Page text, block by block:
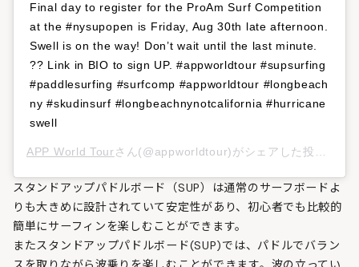
Final day to register for the ProAm Surf Competition
at the #nysupopen is Friday, Aug 30th late afternoon.
Swell is on the way! Don’t wait until the last minute.
?? Link in BIO to sign UP. #appworldtour #supsurfing
#paddlesurfing #surfcomp #appworldtour #longbeach
ny #skudinsurf #longbeachnynotcalifornia #hurricane
swell
APP World Tour さん(@appworldtour)がシェアした投稿 –
スタンドアップパドルボード（SUP）は通常のサーフボードよ
りも大きめに設計されていて安定性があり、初心者でも比較的
簡単にサーフィンを楽しむことができます。
またスタンドアップパドルボード(SUP)では、パドルでバラン